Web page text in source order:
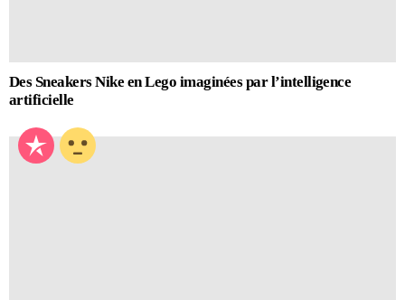
Des Sneakers Nike en Lego imaginées par l’intelligence
artificielle